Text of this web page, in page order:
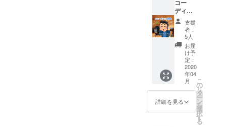
ト分を
ご負担
下さい
ませ。
（同行
者分は
無しで
大丈夫
です）
※同行者
あり（2
※リター
ンは、
メ
ニュー
を決め
ておい
て下さ
いま
せ。 ※
材料代
はこち
らでご
用意い
たしま
す（高
コー
ディン
グ体
験】
コース
エミュ
リボン
のテー
マソン
グにな
りつつ
ある
「パピ
ネス⭐︎ド
リーミ
支援
者：
5人
お届
け予
定：
2020
年04
月
詳細を見る
こ
の
リ
タ
ー
ン
を
選
択
す
る